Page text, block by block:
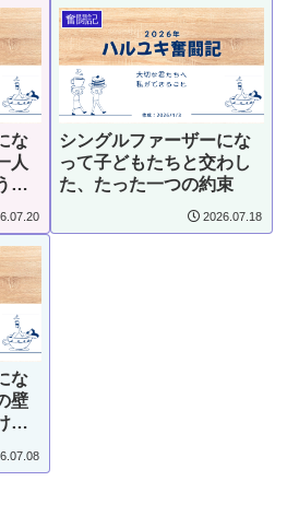
な
人
選
奮闘記
シングルファーザーにな
って子どもたちと交わし
た、たった一つの約束
2026.07.18
な
壁
た